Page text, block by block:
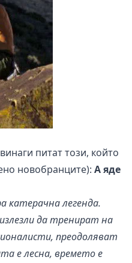
питат този, който
новобранците): А яде
катерачна легенда.
да тренират на
преодоляват
е лесна, времето е